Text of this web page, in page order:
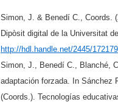
Simon, J. & Benedí C., Coords.
Dipòsit digital de la Universitat
http://hdl.handle.net/2445/172179
Simon, J., Benedí C., Blanché,
adaptación forzada. In
(Coords.). Tecnologías